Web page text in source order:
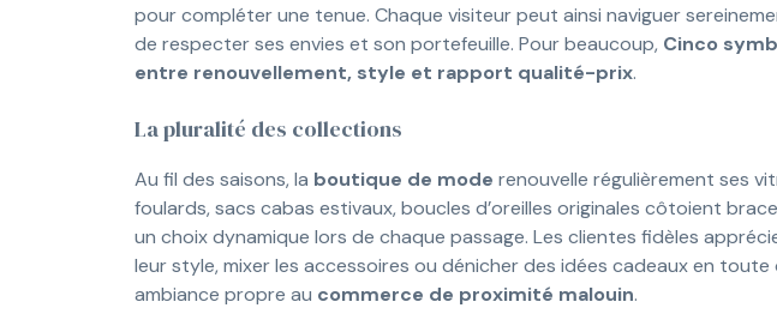
pour compléter une tenue. Chaque visiteur peut ainsi naviguer
de respecter ses envies et son portefeuille. Pour beaucoup, Cinco
entre renouvellement, style et rapport qualité-prix.
La pluralité des collections
Au fil des saisons, la boutique de mode renouvelle régulièrement ses
foulards, sacs cabas estivaux, boucles d’oreilles originales côtoient
un choix dynamique lors de chaque passage. Les clientes fidèles
leur style, mixer les accessoires ou dénicher des idées cadeaux en
ambiance propre au commerce de proximité malouin.